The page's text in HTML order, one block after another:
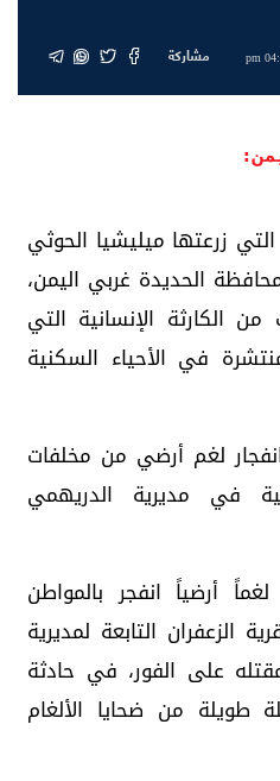
مشاركة
زرعتها ميليشيا الحوثي
الحديدة غربي اليمن،
الكارثة الإنسانية التي
في الأحياء السكنية
لغم أرضي من مخلفات
في مديرية الدريهمي
أرضياً انفجر بالمواطن
التابعة لمديرية
على الفور، في حادثة
من ضحايا الألغام